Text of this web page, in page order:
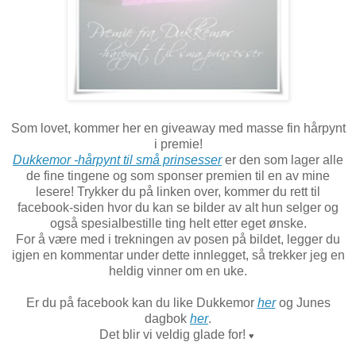
Som lovet, kommer her en giveaway med masse fin hårpynt
i premie!
Dukkemor -hårpynt til små prinsesserer den som lager alle
de fine tingene og som sponser premien til en av mine
lesere! Trykker du på linken over, kommer du rett til
facebook-siden hvor du kan se bilder av alt hun selger og
også spesialbestille ting helt etter eget ønske.
For å være med i trekningen av posen på bildet, legger du
igjen en kommentar under dette innlegget, så trekker jeg en
heldig vinner om en uke.
Er du på facebook kan du like Dukkemor herog Junes
dagbok her.
Det blir vi veldig glade for!♥